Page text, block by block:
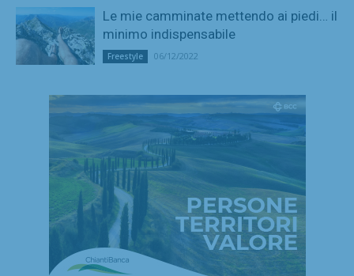
Le mie camminate mettendo ai piedi… il
minimo indispensabile
Freestyle 06/12/2022